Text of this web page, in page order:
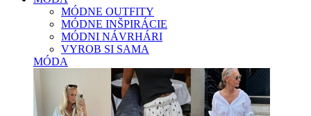
MÓDNE OUTFITY
MÓDNE INŠPIRÁCIE
MÓDNI NÁVRHÁRI
VYROB SI SAMA
MÓDA